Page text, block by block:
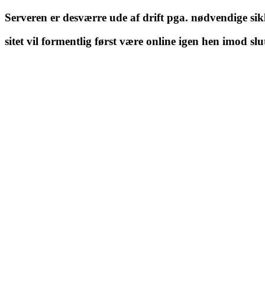
Serveren er desværre ude af drift pga. nødvendige
sitet vil formentlig først være online igen hen imod